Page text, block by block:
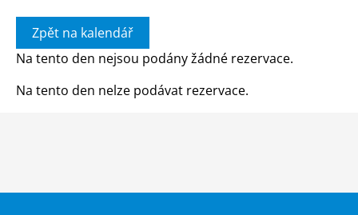
Zpět na kalendář
Na tento den nejsou podány žádné rezervace.
Na tento den nelze podávat rezervace.